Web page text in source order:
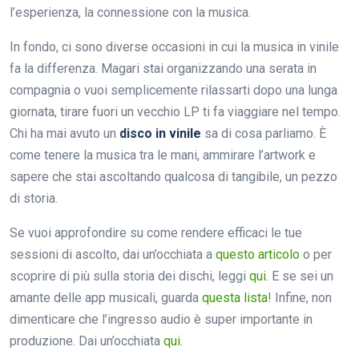
l’esperienza, la connessione con la musica.
In fondo, ci sono diverse occasioni in cui la musica in vinile
fa la differenza. Magari stai organizzando una serata in
compagnia o vuoi semplicemente rilassarti dopo una lunga
giornata, tirare fuori un vecchio LP ti fa viaggiare nel tempo.
Chi ha mai avuto un disco in vinile sa di cosa parliamo. È
come tenere la musica tra le mani, ammirare l’artwork e
sapere che stai ascoltando qualcosa di tangibile, un pezzo
di storia.
Se vuoi approfondire su come rendere efficaci le tue
sessioni di ascolto, dai un’occhiata a questo articolo o per
scoprire di più sulla storia dei dischi, leggi qui. E se sei un
amante delle app musicali, guarda questa lista! Infine, non
dimenticare che l’ingresso audio è super importante in
produzione. Dai un’occhiata qui.